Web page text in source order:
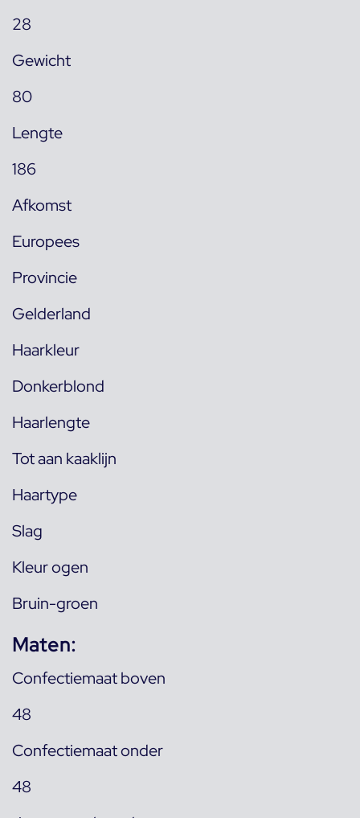
28
Gewicht
80
Lengte
186
Afkomst
Europees
Provincie
Gelderland
Haarkleur
Donkerblond
Haarlengte
Tot aan kaaklijn
Haartype
Slag
Kleur ogen
Bruin-groen
Maten:
Confectiemaat boven
48
Confectiemaat onder
48